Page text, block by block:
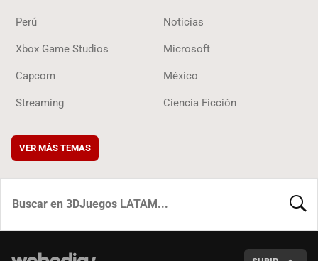
Perú Noticias
Xbox Game Studios Microsoft
Capcom México
Streaming Ciencia Ficción
VER MÁS TEMAS